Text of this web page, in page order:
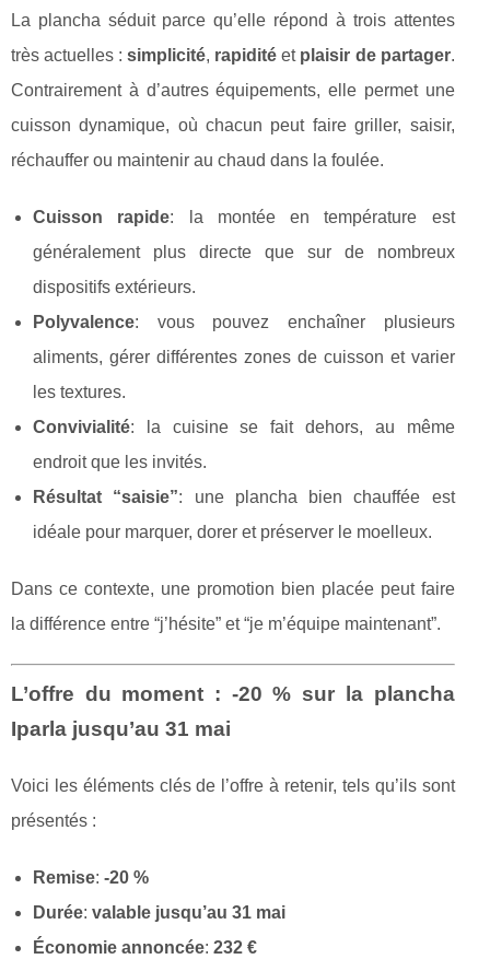
La plancha séduit parce qu’elle répond à trois attentes
très actuelles :simplicité, rapidité et plaisir de partager.
Contrairement à d’autres équipements, elle permet une
cuisson dynamique, où chacun peut faire griller, saisir,
réchauffer ou maintenir au chaud dans la foulée.
Cuisson rapide: la montée en température est
généralement plus directe que sur de nombreux
dispositifs extérieurs.
Polyvalence: vous pouvez enchaîner plusieurs
aliments, gérer différentes zones de cuisson et varier
les textures.
Convivialité: la cuisine se fait dehors, au même
endroit que les invités.
Résultat “saisie”: une plancha bien chauffée est
idéale pour marquer, dorer et préserver le moelleux.
Dans ce contexte, une promotion bien placée peut faire
la différence entre “j’hésite” et “je m’équipe maintenant”.
L’offre du moment : -20 % sur la plancha
Iparla jusqu’au 31 mai
Voici les éléments clés de l’offre à retenir, tels qu’ils sont
présentés :
Remise: -20 %
Durée: valable jusqu’au 31 mai
Économie annoncée: 232 €